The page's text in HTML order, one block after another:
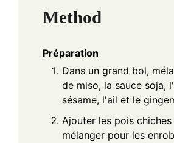
Method
Préparation
Dans un grand bol,
de miso, la sauce soja,
sésame, l'ail et le
Ajouter les pois
mélanger pour les